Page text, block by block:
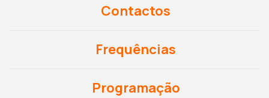
Contactos
Frequências
Programação